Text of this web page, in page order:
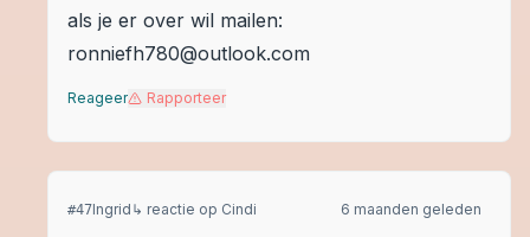
als je er over wil mailen:
ronniefh780@outlook.com
Reageer Rapporteer
#47Ingrid ↳ reactie op Cindi 6 maanden geleden